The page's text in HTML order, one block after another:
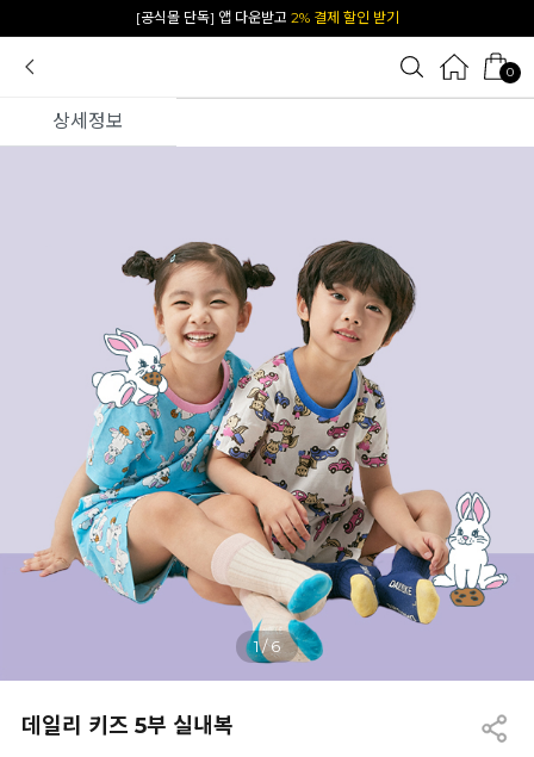
카카오 플친 추가하면1천원 즉시 할인 쿠폰
0
상세정보
1/6
데일리 키즈 5부 실내복